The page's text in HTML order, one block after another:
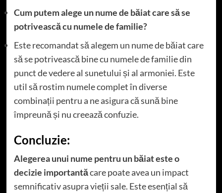
Cum putem alege un nume de băiat care să se
potrivească cu numele de familie?
Este recomandat să alegem un nume de băiat care
să se potrivească bine cu numele de familie din
punct de vedere al sunetului și al armoniei. Este
util să rostim numele complet în diverse
combinații pentru a ne asigura că sună bine
împreună și nu creează confuzie.
Concluzie:
Alegerea unui nume pentru un băiat este o
decizie importantăcare poate avea un impact
semnificativ asupra vieții sale. Este esențial să